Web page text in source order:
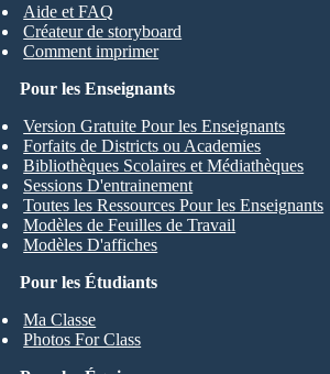
Aide et FAQ
Créateur de storyboard
Comment imprimer
Pour les Étudiants
Ma Classe
Photos For Class
Pour les Enseignants
Version Gratuite Pour les Enseignants
Forfaits de Districts ou Academies
Bibliothèques Scolaires et Médiathèques
Sessions D'entrainement
Toutes les Ressources Pour les Enseignants
Modèles de Feuilles de Travail
Modèles D'affiches